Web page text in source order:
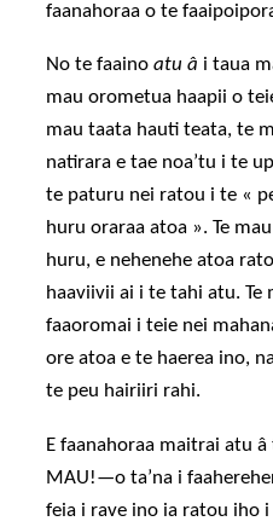
faanahoraa o te
No te faainoatu â i taua
mau orometua haapii o
mau taata hauti teata, te
natirara e tae noa’tu i te
te paturu nei ratou i te «
huru oraraa atoa ». Te
huru, e nehenehe atoa
haaviivii ai i te tahi atu. Te
faaoromai i teie nei
ore atoa e te haerea ino,
te peu hairiiri rahi.
E faanahoraa maitrai atu
MAU!—o ta’na i
feia i rave ino ia ratou iho